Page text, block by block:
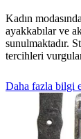
Kadın
ayakkabılar ve
sunulmaktadır.
tercihleri
Daha fazla bilgi